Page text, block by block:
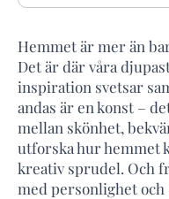
Hemmet är mer än
Det är där våra
inspiration svetsar
andas är en konst –
mellan skönhet,
utforska hur hemmet
kreativ sprudel. Och
med personlighet och